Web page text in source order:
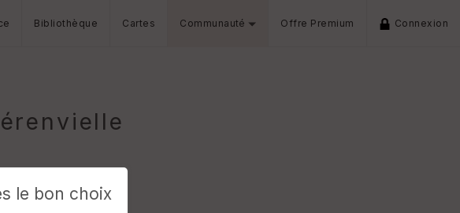
Bibliothèque Cartes Communauté Offre Premium Connexion
le bon choix